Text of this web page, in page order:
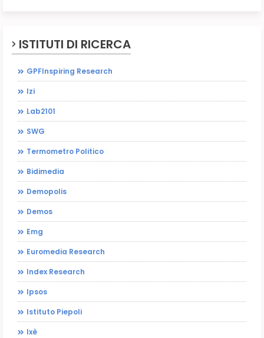
ISTITUTI DI RICERCA
GPFInspiring Research
Izi
Lab2101
SWG
Termometro Politico
Bidimedia
Demopolis
Demos
Emg
Euromedia Research
Index Research
Ipsos
Istituto Piepoli
Ixè